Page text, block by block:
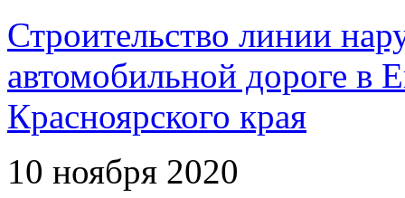
Строительство линии
автомобильной дороге в
Красноярского края
10 ноября 2020